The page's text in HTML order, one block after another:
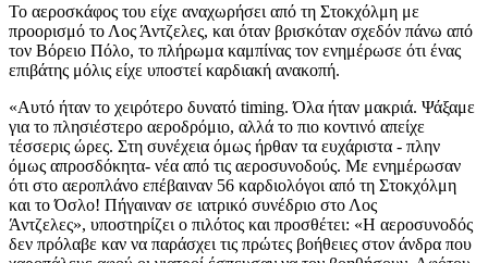
Το αεροσκάφος του είχε αναχωρήσει από τη Στοκχόλμη με
προορισμό το Λος Άντζελες, και όταν βρισκόταν σχεδόν πάνω από
τον Βόρειο Πόλο, το πλήρωμα καμπίνας τον ενημέρωσε ότι ένας
επιβάτης μόλις είχε υποστεί καρδιακή ανακοπή.
«Αυτό ήταν το χειρότερο δυνατό timing. Όλα ήταν μακριά. Ψάξαμε
για το πλησιέστερο αεροδρόμιο, αλλά το πιο κοντινό απείχε
τέσσερις ώρες. Στη συνέχεια όμως ήρθαν τα ευχάριστα - πλην
όμως απροσδόκητα- νέα από τις αεροσυνοδούς. Με ενημέρωσαν
ότι στο αεροπλάνο επέβαιναν 56 καρδιολόγοι από τη Στοκχόλμη
και το Όσλο! Πήγαιναν σε ιατρικό συνέδριο στο Λος
Άντζελες», υποστηρίζει ο πιλότος και προσθέτει: «Η αεροσυνοδός
δεν πρόλαβε καν να παράσχει τις πρώτες βοήθειες στον άνδρα που